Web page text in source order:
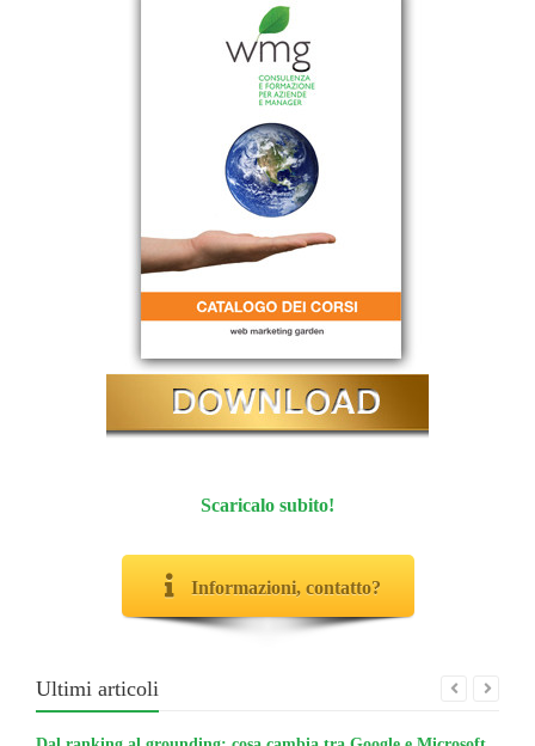
Scaricalo subito!
Informazioni, contatto?
Ultimi articoli
Dal ranking al grounding: cosa cambia tra Google e Microsoft